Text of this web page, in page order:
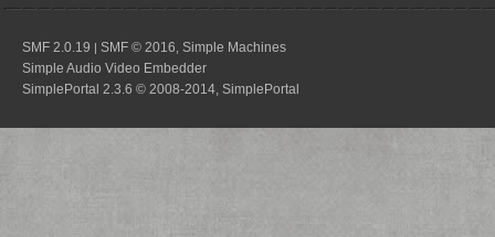
SMF 2.0.19 | SMF © 2016 Simple Machines
Simple Audio Video Embedder
SimplePortal 2.3.6 © 2008-2014, SimplePortal